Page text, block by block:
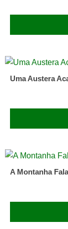
Uma Austera
A Montanha